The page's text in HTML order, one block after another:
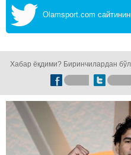
Olamsport.com
Хабар ёқдими? Биринчилардан